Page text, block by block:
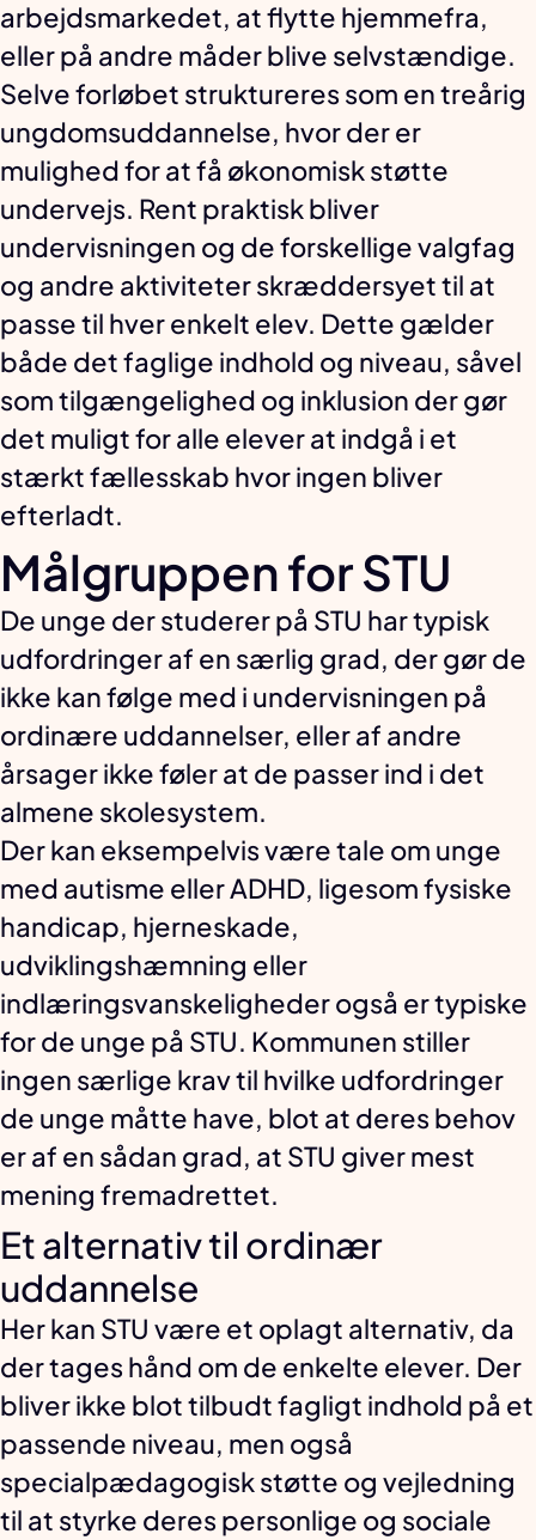
arbejdsmarkedet, at flytte hjemmefra,
eller på andre måder blive selvstændige.
Selve forløbet struktureres som en treårig
ungdomsuddannelse, hvor der er
mulighed for at få økonomisk støtte
undervejs. Rent praktisk bliver
undervisningen og de forskellige valgfag
og andre aktiviteter skræddersyet til at
passe til hver enkelt elev. Dette gælder
både det faglige indhold og niveau, såvel
som tilgængelighed og inklusion der gør
det muligt for alle elever at indgå i et
stærkt fællesskab hvor ingen bliver
efterladt.
Målgruppen for STU
De unge der studerer på STU har typisk
udfordringer af en særlig grad, der gør de
ikke kan følge med i undervisningen på
ordinære uddannelser, eller af andre
årsager ikke føler at de passer ind i det
almene skolesystem.
Der kan eksempelvis være tale om unge
med autisme eller ADHD, ligesom fysiske
handicap, hjerneskade,
udviklingshæmning eller
indlæringsvanskeligheder også er typiske
for de unge på STU. Kommunen stiller
ingen særlige krav til hvilke udfordringer
de unge måtte have, blot at deres behov
er af en sådan grad, at STU giver mest
mening fremadrettet.
Et alternativ til ordinær
uddannelse
Her kan STU være et oplagt alternativ, da
der tages hånd om de enkelte elever. Der
bliver ikke blot tilbudt fagligt indhold på et
passende niveau, men også
specialpædagogisk støtte og vejledning
til at styrke deres personlige og sociale